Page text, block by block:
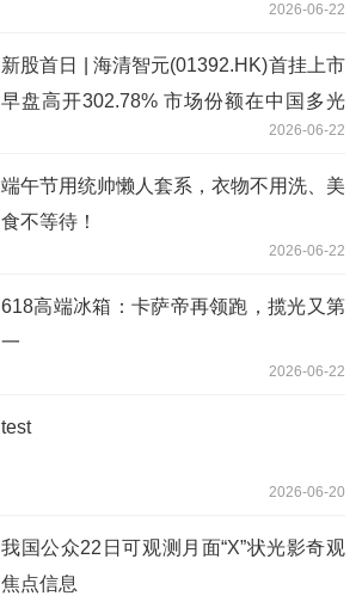
2026-06-22
新股首日 | 海清智元(01392.HK)首挂上市
早盘高开302.78% 市场份额在中国多光
2026-06-22
端午节用统帅懒人套系，衣物不用洗、美
食不等待！
2026-06-22
618高端冰箱：卡萨帝再领跑，揽光又第
一
2026-06-22
test
2026-06-20
我国公众22日可观测月面“X”状光影奇观
焦点信息